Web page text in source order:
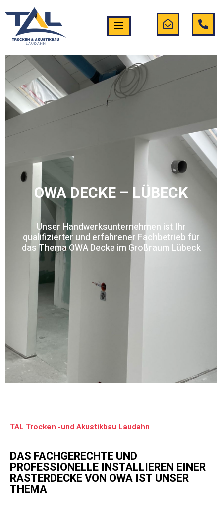
OWA DECKE – LÜBECK
Unser Handwerksunternehmen ist Ihr
qualifizierter und erfahrener Fachbetrieb für
das Thema OWA Decke im Großraum Lübeck
TAL Trocken -und Akustikbau Laudahn
DAS FACHGERECHTE UND
PROFESSIONELLE INSTALLIEREN EINER
RASTERDECKE VON OWA IST UNSER
THEMA